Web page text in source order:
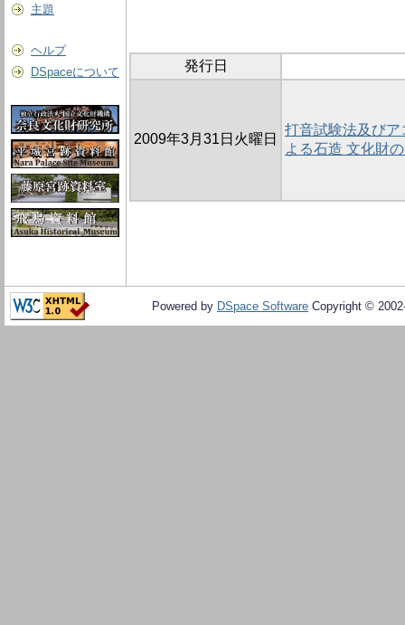
主題
ヘルプ
DSpaceについて
発行日
2009年3月31日火曜日
打音試験法及び
よる石造 文化財
Powered by DSpace Software Copyright ©